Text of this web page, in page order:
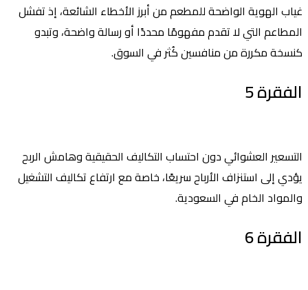
غياب الهوية الواضحة للمطعم من أبرز الأخطاء الشائعة، إذ تفشل
المطاعم التي لا تقدم مفهومًا محددًا أو رسالة واضحة، وتبدو
كنسخة مكررة من منافسين كُثر في السوق.
الفقرة 5
التسعير العشوائي دون احتساب التكاليف الحقيقية وهامش الربح
يؤدي إلى استنزاف الأرباح سريعًا، خاصة مع ارتفاع تكاليف التشغيل
والمواد الخام في السعودية.
الفقرة 6